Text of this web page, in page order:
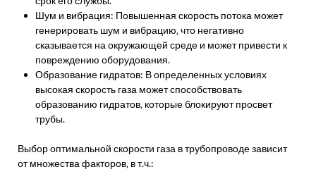
Шум и вибрация: Повышенная скорость потока может
генерировать шум и вибрацию‚ что негативно
сказывается на окружающей среде и может привести к
повреждению оборудования.
Образование гидратов: В определенных условиях
высокая скорость газа может способствовать
образованию гидратов‚ которые блокируют просвет
трубы.
Выбор оптимальной скорости газа в трубопроводе зависит
от множества факторов‚ в т.ч.: